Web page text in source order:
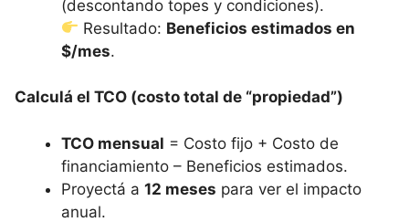
(descontando topes y condiciones).
Resultado: Beneficios estimados en
$/mes.
Calculá el TCO (costo total de “propiedad”)
TCO mensual = Costo fijo + Costo de
financiamiento – Beneficios estimados.
Proyectá a 12 meses para ver el impacto
anual.